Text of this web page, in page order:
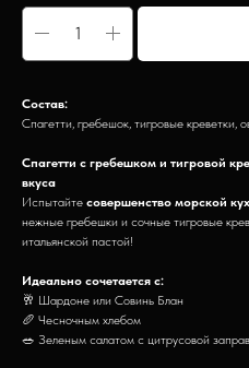
Состав:
Спагетти, гребешок, тигровые креветки,
Спагетти с гребешком и тигровой
вкуса
Испытайте совершенство морской
нежные гребешки и сочные тигровые
итальянской пастой!
Идеально сочетается с:
🥂 Шардоне или Совинь Блан
🥖 Чесночным хлебом
🥗 Зеленым салатом с цитрусовой